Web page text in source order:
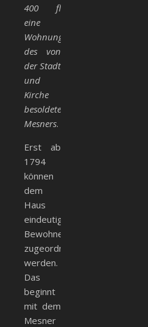
400 fl
eine
Wohnung
des von
der Stadt
und
Kirche
besoldeten
Mesners.
Erst ab
1794
können
dem
Haus
eindeutig
Bewohner
zugeordnet
werden.
Das
beginnt
mit dem
Mesner